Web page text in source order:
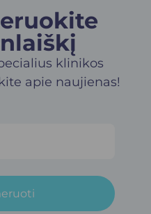
klinikos
apie naujienas!